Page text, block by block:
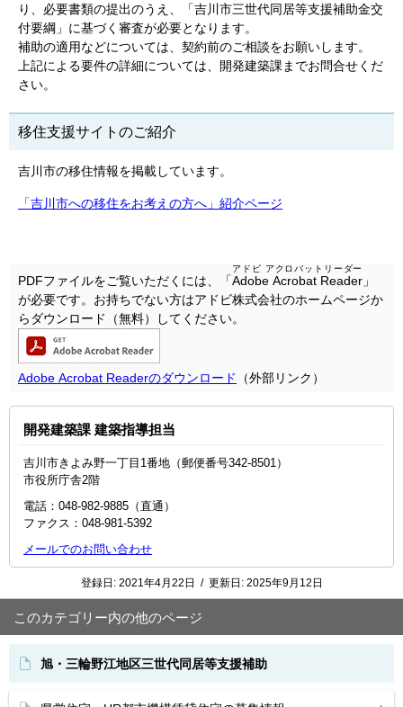
り、必要書類の提出のうえ、「吉川市三世代同居等支援補助金交
付要綱」に基づく審査が必要となります。
補助の適用などについては、契約前のご相談をお願いします。
上記による要件の詳細については、開発建築課までお問合せくだ
さい。
移住支援サイトのご紹介
吉川市の移住情報を掲載しています。
「吉川市への移住をお考えの方へ」紹介ページ
PDFファイルをご覧いただくには、「Adobe Acrobat Reader
アドビ アクロバットリーダー
」
が必要です。お持ちでない方はアドビ株式会社のホームページか
らダウンロード（無料）してください。
Adobe Acrobat Readerのダウンロード （外部リンク）
開発建築課 建築指導担当
吉川市きよみ野一丁目1番地（郵便番号342-8501）
市役所庁舎2階
電話：048-982-9885（直通）
ファクス：048‐981‐5392
メールでのお問い合わせ
登録日: 2021年4月22日 / 更新日: 2025年9月12日
このカテゴリー内の他のページ
旭・三輪野江地区三世代同居等支援補助